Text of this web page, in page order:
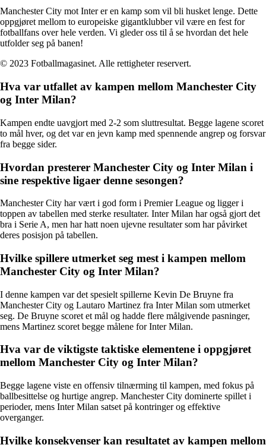
Manchester City mot Inter er en kamp som vil bli husket lenge. Dette
oppgjøret mellom to europeiske gigantklubber vil være en fest for
fotballfans over hele verden. Vi gleder oss til å se hvordan det hele
utfolder seg på banen!
© 2023 Fotballmagasinet. Alle rettigheter reservert.
Hva var utfallet av kampen mellom Manchester City
og Inter Milan?
Kampen endte uavgjort med 2-2 som sluttresultat. Begge lagene scoret
to mål hver, og det var en jevn kamp med spennende angrep og forsvar
fra begge sider.
Hvordan presterer Manchester City og Inter Milan i
sine respektive ligaer denne sesongen?
Manchester City har vært i god form i Premier League og ligger i
toppen av tabellen med sterke resultater. Inter Milan har også gjort det
bra i Serie A, men har hatt noen ujevne resultater som har påvirket
deres posisjon på tabellen.
Hvilke spillere utmerket seg mest i kampen mellom
Manchester City og Inter Milan?
I denne kampen var det spesielt spillerne Kevin De Bruyne fra
Manchester City og Lautaro Martinez fra Inter Milan som utmerket
seg. De Bruyne scoret et mål og hadde flere målgivende pasninger,
mens Martinez scoret begge målene for Inter Milan.
Hva var de viktigste taktiske elementene i oppgjøret
mellom Manchester City og Inter Milan?
Begge lagene viste en offensiv tilnærming til kampen, med fokus på
ballbesittelse og hurtige angrep. Manchester City dominerte spillet i
perioder, mens Inter Milan satset på kontringer og effektive
overganger.
Hvilke konsekvenser kan resultatet av kampen mellom